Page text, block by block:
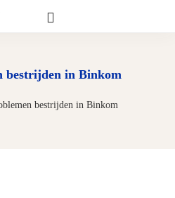
bestrijden in Binkom
bestrijden in Binkom